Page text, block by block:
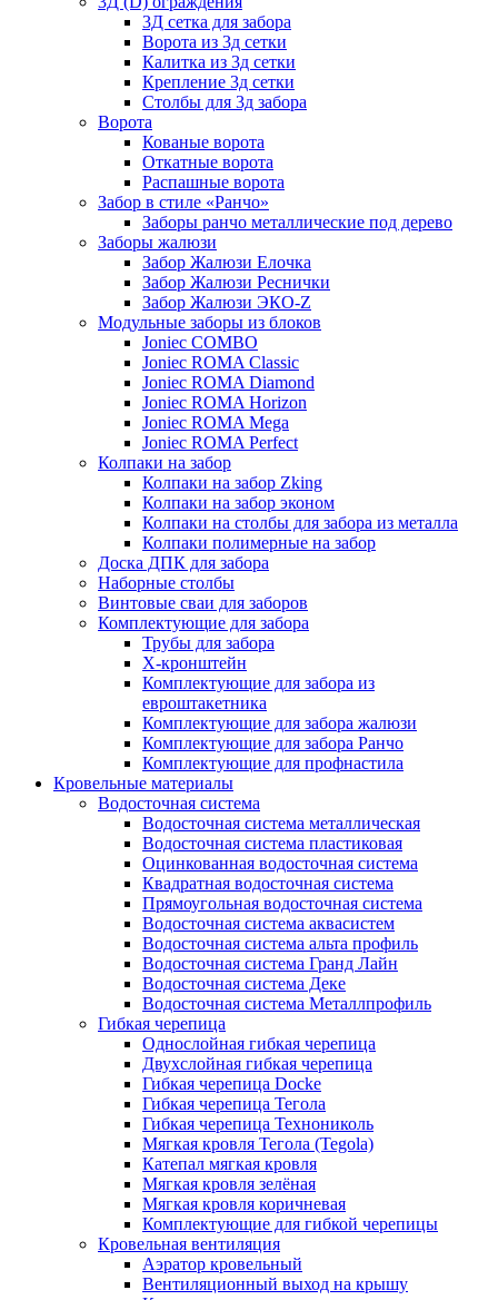
3Д сетка для забора
Ворота из 3д сетки
Калитка из 3д сетки
Крепление 3д сетки
Столбы для 3д забора
Ворота
Кованые ворота
Откатные ворота
Распашные ворота
Забор в стиле «Ранчо»
Заборы ранчо металлические под дерево
Заборы жалюзи
Забор Жалюзи Елочка
Забор Жалюзи Реснички
Забор Жалюзи ЭКО-Z
Модульные заборы из блоков
Joniec COMBO
Joniec ROMA Classic
Joniec ROMA Diamond
Joniec ROMA Horizon
Joniec ROMA Mega
Joniec ROMA Perfect
Колпаки на забор
Колпаки на забор Zking
Колпаки на забор эконом
Колпаки на столбы для забора из металла
Колпаки полимерные на забор
Доска ДПК для забора
Наборные столбы
Винтовые сваи для заборов
Комплектующие для забора
Трубы для забора
Х-кронштейн
Комплектующие для забора из
евроштакетника
Комплектующие для забора жалюзи
Комплектующие для забора Ранчо
Комплектующие для профнастила
Кровельные материалы
Водосточная система
Водосточная система металлическая
Водосточная система пластиковая
Оцинкованная водосточная система
Квадратная водосточная система
Прямоугольная водосточная система
Водосточная система аквасистем
Водосточная система альта профиль
Водосточная система Гранд Лайн
Водосточная система Деке
Водосточная система Металлпрофиль
Гибкая черепица
Однослойная гибкая черепица
Двухслойная гибкая черепица
Гибкая черепица Docke
Гибкая черепица Тегола
Гибкая черепица Технониколь
Мягкая кровля Тегола (Tegola)
Катепал мягкая кровля
Мягкая кровля зелёная
Мягкая кровля коричневая
Комплектующие для гибкой черепицы
Кровельная вентиляция
Аэратор кровельный
Вентиляционный выход на крышу